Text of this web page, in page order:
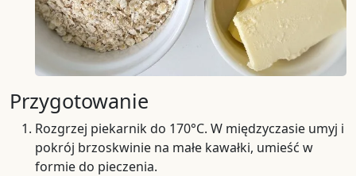
Przygotowanie
Rozgrzej piekarnik do 170°C. W międzyczasie umyj i
pokrój brzoskwinie na małe kawałki, umieść w
formie do pieczenia.